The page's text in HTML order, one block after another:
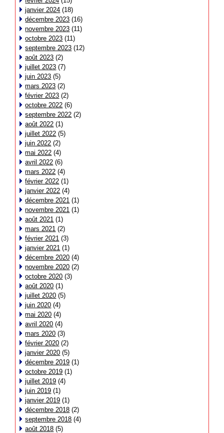
janvier 2024 (18)
décembre 2023 (16)
novembre 2023 (11)
octobre 2023 (11)
septembre 2023 (12)
août 2023 (2)
juillet 2023 (7)
juin 2023 (5)
mars 2023 (2)
février 2023 (2)
octobre 2022 (6)
septembre 2022 (2)
août 2022 (1)
juillet 2022 (5)
juin 2022 (2)
mai 2022 (4)
avril 2022 (6)
mars 2022 (4)
février 2022 (1)
janvier 2022 (4)
décembre 2021 (1)
novembre 2021 (1)
août 2021 (1)
mars 2021 (2)
février 2021 (3)
janvier 2021 (1)
décembre 2020 (4)
novembre 2020 (2)
octobre 2020 (3)
août 2020 (1)
juillet 2020 (5)
juin 2020 (4)
mai 2020 (4)
avril 2020 (4)
mars 2020 (3)
février 2020 (2)
janvier 2020 (5)
décembre 2019 (1)
octobre 2019 (1)
juillet 2019 (4)
juin 2019 (1)
janvier 2019 (1)
décembre 2018 (2)
septembre 2018 (4)
août 2018 (5)